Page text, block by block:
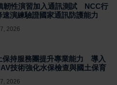
韌性演習加入通訊測試 NCC行
速演練驗證國家通訊防護能力
2026
保持服務團提升專業能力 導入
技術強化水保檢查與國土保育
2026